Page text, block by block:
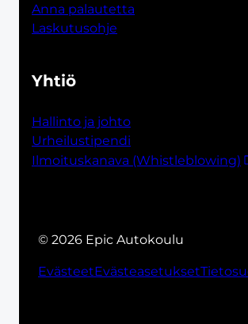
Anna palautetta
Laskutusohje
Yhtiö
Hallinto ja johto
Urheilustipendi
Ilmoituskanava (Whistleblowing)
© 2026 Epic Autokoulu
EvästeetEvästeasetukset